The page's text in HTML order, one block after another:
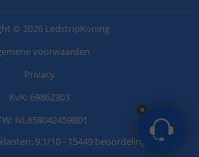
© 2026 LedstripKoning
voorwaarden
Privacy
KvK: 69862303
NL858042459B01
9.1/10- 15449 beoordelingen